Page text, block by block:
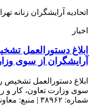
اتحادیه آرایشگران زنانه
اخبار
ابلاغ دستورالعمل
آرایشگران از سوی
ابلاغ دستورالعمل
شماره: ۳۸۹۶۲ | منبع: معاونت